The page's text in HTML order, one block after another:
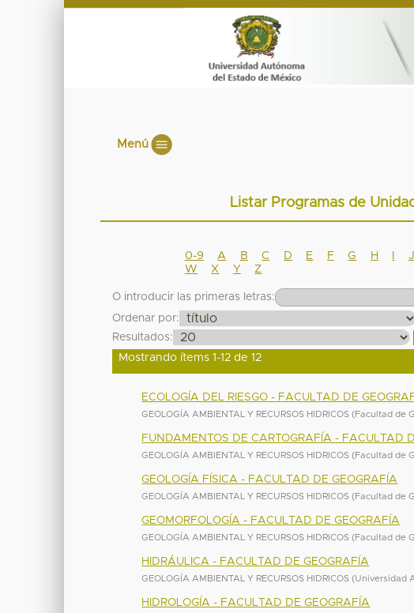
Menú
Listar Programas de
0-9 A B C D E F G H J
W
X Y Z
O introducir las primeras letras:
Ordenar por:
Resultados:
Mostrando ítems 1-12 de 12
ECOLOGÍA DEL RIESGO - FACULTAD DE
GEOLOGÍA AMBIENTAL Y RECURSOS HIDRICOS (Facultad de
FUNDAMENTOS DE CARTOGRAFÍA - FACULTAD
GEOLOGÍA AMBIENTAL Y RECURSOS HIDRICOS (Facultad de
GEOLOGÍA FÍSICA - FACULTAD DE GEOGRAFÍA
GEOLOGÍA AMBIENTAL Y RECURSOS HIDRICOS (Facultad de
GEOMORFOLOGÍA - FACULTAD DE GEOGRAFÍA
GEOLOGÍA AMBIENTAL Y RECURSOS HIDRICOS (Facultad de
HIDRÁULICA - FACULTAD DE GEOGRAFÍA
GEOLOGÍA AMBIENTAL Y RECURSOS HIDRICOS (Universidad
HIDROLOGÍA - FACULTAD DE GEOGRAFÍA